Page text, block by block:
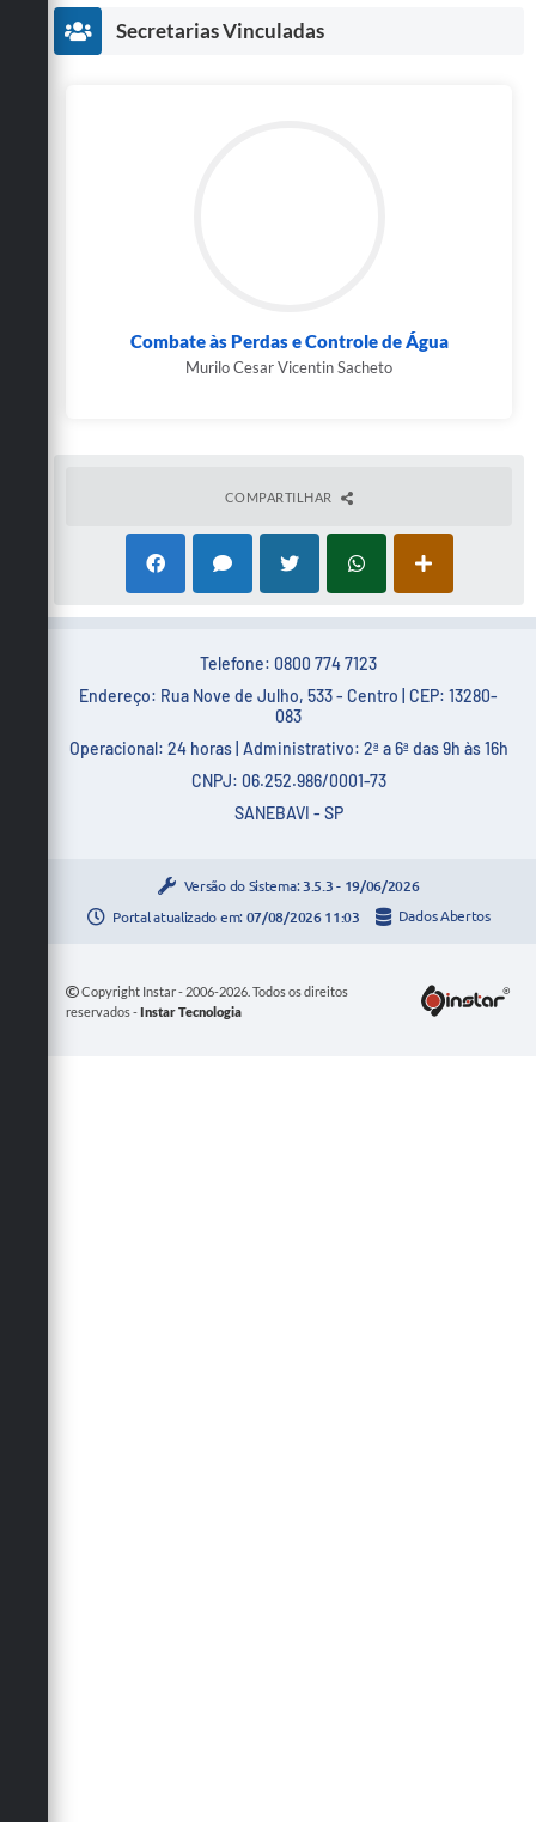
Secretarias Vinculadas
Combate às Perdas e Controle de Água
Murilo Cesar Vicentin Sacheto
COMPARTILHAR
Telefone: 0800 774 7123
Endereço: Rua Nove de Julho, 533 - Centro | CEP: 13280-
083
Operacional: 24 horas | Administrativo: 2ª a 6ª das 9h às 16h
CNPJ: 06.252.986/0001-73
SANEBAVI - SP
Versão do Sistema: 3.5.3 - 19/06/2026
Portal atualizado em: 07/08/2026 11:03 Dados Abertos
Copyright Instar - 2006-2026. Todos os direitos
reservados -Instar Tecnologia